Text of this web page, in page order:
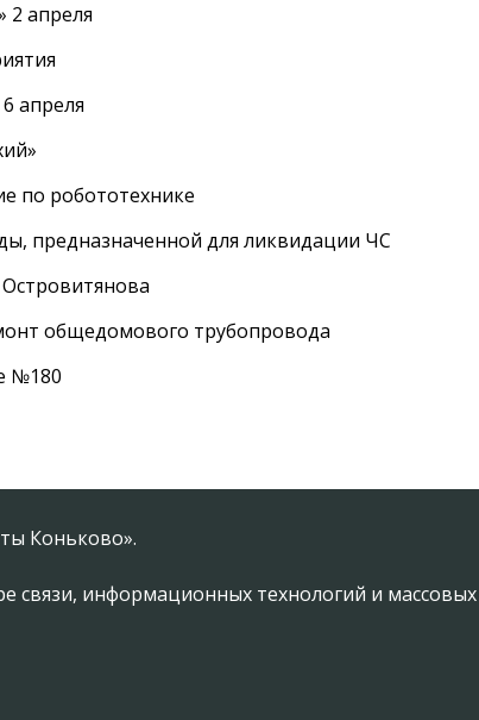
2 апреля
апреля
по робототехнике
предназначенной для ликвидации ЧС
общедомового трубопровода
№180
Коньково».
связи, информационных технологий и